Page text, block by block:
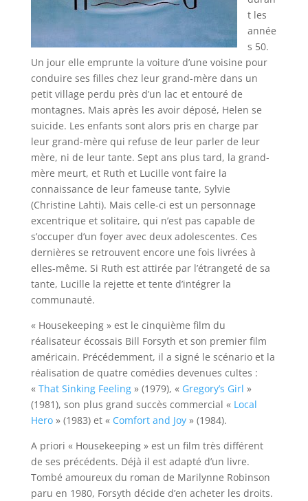
t les
année
s 50.
Un jour elle emprunte la voiture d’une voisine pour
conduire ses filles chez leur grand-mère dans un
petit village perdu près d’un lac et entouré de
montagnes. Mais après les avoir déposé, Helen se
suicide. Les enfants sont alors pris en charge par
leur grand-mère qui refuse de leur parler de leur
mère, ni de leur tante. Sept ans plus tard, la grand-
mère meurt, et Ruth et Lucille vont faire la
connaissance de leur fameuse tante, Sylvie
(Christine Lahti). Mais celle-ci est un personnage
excentrique et solitaire, qui n’est pas capable de
s’occuper d’un foyer avec deux adolescentes. Ces
dernières se retrouvent encore une fois livrées à
elles-même. Si Ruth est attirée par l’étrangeté de sa
tante, Lucille la rejette et tente d’intégrer la
communauté.
« Housekeeping » est le cinquième film du
réalisateur écossais Bill Forsyth et son premier film
américain. Précédemment, il a signé le scénario et la
réalisation de quatre comédies devenues cultes :
« That Sinking Feeling» (1979), « Gregory’s Girl »
(1981), son plus grand succès commercial « Local
Hero» (1983) et « Comfort and Joy» (1984).
A priori « Housekeeping » est un film très différent
de ses précédents. Déjà il est adapté d’un livre.
Tombé amoureux du roman de Marilynne Robinson
paru en 1980, Forsyth décide d’en acheter les droits.